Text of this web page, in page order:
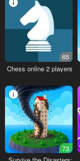
65
Chess online 2 players
73